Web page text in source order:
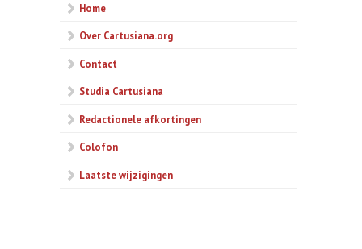
Home
Over Cartusiana.org
Contact
Studia Cartusiana
Redactionele afkortingen
Colofon
Laatste wijzigingen